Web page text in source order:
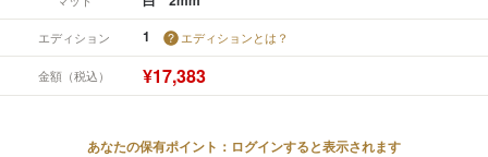
エディション 1 エディションとは？
金額（税込） ¥17,383
あなたの保有ポイント：ログインすると表示されます